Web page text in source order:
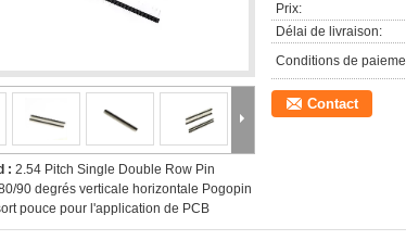
: 2.54 Pitch Single Double Row Pin
90 degrés verticale horizontale Pogopin
pouce pour l'application de PCB
Prix:
Délai de livraison:
Conditions de
Contact